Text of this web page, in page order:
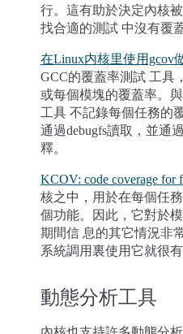
行。這有助於決定內核
找合適的測試 中沒有覆
在Linux内核里使用gcov
GCC的覆蓋率測試 工具
或每個模塊的覆蓋率。
工具 不記錄每個任務的
通過debugfs讀取，並通
釋。
KCOV: code coverage for
核之中，用於在每個任
個功能。因此，它對於
期間信 息的其它情況非
系統調用裏使用它就很有
動態分析工具